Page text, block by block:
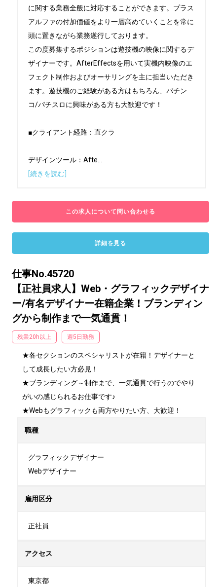
に関する業務全般に対応することができます。プラス
アルファの付加価値をより一層高めていくことを常に
頭に置きながら業務遂行しております。
この度募集するポジションは遊技機の映像に関するデ
ザイナーです。AfterEffectsを用いて実機内映像のエ
フェクト制作およびオーサリングを主に担当いただき
ます。遊技機のご経験がある方はもちろん、パチン
コ/パチスロに興味がある方も大歓迎です！
■クライアント経路：直クラ
デザインツール：Afte
[続きを読む]
この求人について問い合わせる
詳細を見る
仕事No.45720
【正社員求人】Web・グラフィックデザイナ
ー/有名デザイナー在籍企業！ブランディン
グから制作まで一気通貫！
残業20h以上 週5日勤務
★各セクションのスペシャリストが在籍！デザイナーと
して成長したい方必見！
★ブランディング～制作まで、一気通貫で行うのでやり
がいの感じられるお仕事です♪
★Webもグラフィックも両方やりたい方、大歓迎！
職種
グラフィックデザイナー
Webデザイナー
雇用区分
正社員
アクセス
東京都